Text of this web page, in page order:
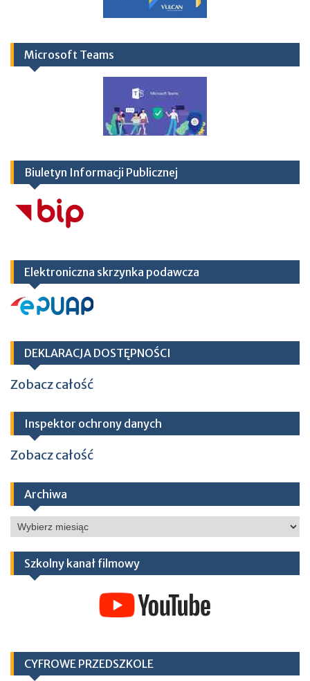
Microsoft Teams
Biuletyn Informacji Publicznej
Elektroniczna skrzynka podawcza
DEKLARACJA DOSTĘPNOŚCI
Zobacz całość
Inspektor ochrony danych
Zobacz całość
Archiwa
Archiwa
Szkolny kanał filmowy
CYFROWE PRZEDSZKOLE